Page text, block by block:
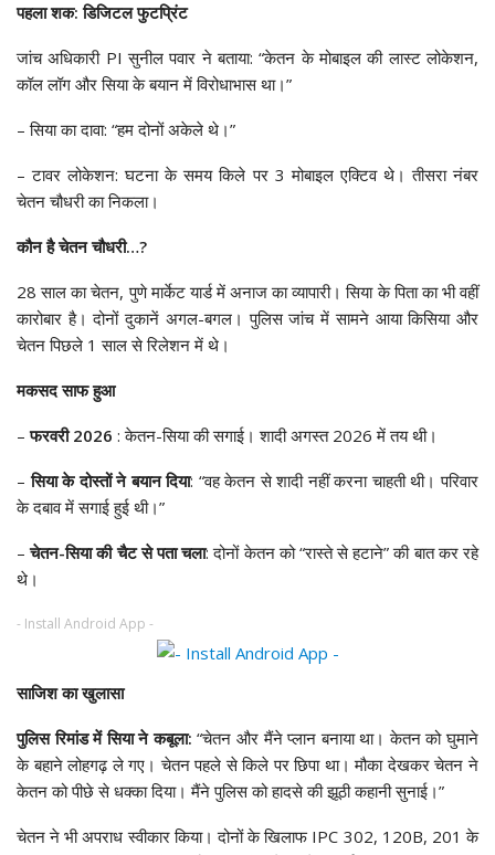
पहला शक: डिजिटल फुटप्रिंट
जांच अधिकारी PI सुनील पवार ने बताया: “केतन के मोबाइल की लास्ट लोकेशन,
कॉल लॉग और सिया के बयान में विरोधाभास था।”
– सिया का दावा: “हम दोनों अकेले थे।”
– टावर लोकेशन: घटना के समय किले पर 3 मोबाइल एक्टिव थे। तीसरा नंबर
चेतन चौधरी का निकला।
कौन है चेतन चौधरी…?
28 साल का चेतन, पुणे मार्केट यार्ड में अनाज का व्यापारी। सिया के पिता का भी वहीं
कारोबार है। दोनों दुकानें अगल-बगल। पुलिस जांच में सामने आया किसिया और
चेतन पिछले 1 साल से रिलेशन में थे।
मकसद साफ हुआ
–फरवरी 2026 : केतन-सिया की सगाई। शादी अगस्त 2026 में तय थी।
–सिया के दोस्तों ने बयान दिया: “वह केतन से शादी नहीं करना चाहती थी। परिवार
के दबाव में सगाई हुई थी।”
–चेतन-सिया की चैट से पता चला: दोनों केतन को “रास्ते से हटाने” की बात कर रहे
थे।
- Install Android App -
साजिश का खुलासा
पुलिस रिमांड में सिया ने कबूला: “चेतन और मैंने प्लान बनाया था। केतन को घुमाने
के बहाने लोहगढ़ ले गए। चेतन पहले से किले पर छिपा था। मौका देखकर चेतन ने
केतन को पीछे से धक्का दिया। मैंने पुलिस को हादसे की झूठी कहानी सुनाई।”
चेतन ने भी अपराध स्वीकार किया। दोनों के खिलाफ IPC 302, 120B, 201 के